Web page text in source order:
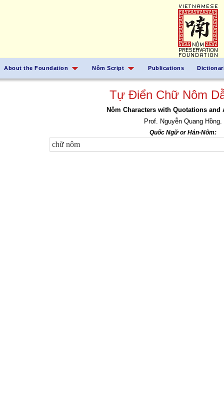
About the Foundation Nôm Script Publications
Tự Điển Chữ Nôm
Nôm Characters with Quotations and
Prof. Nguyễn Quang Hồng.
Quốc Ngữ or Hán-Nôm: